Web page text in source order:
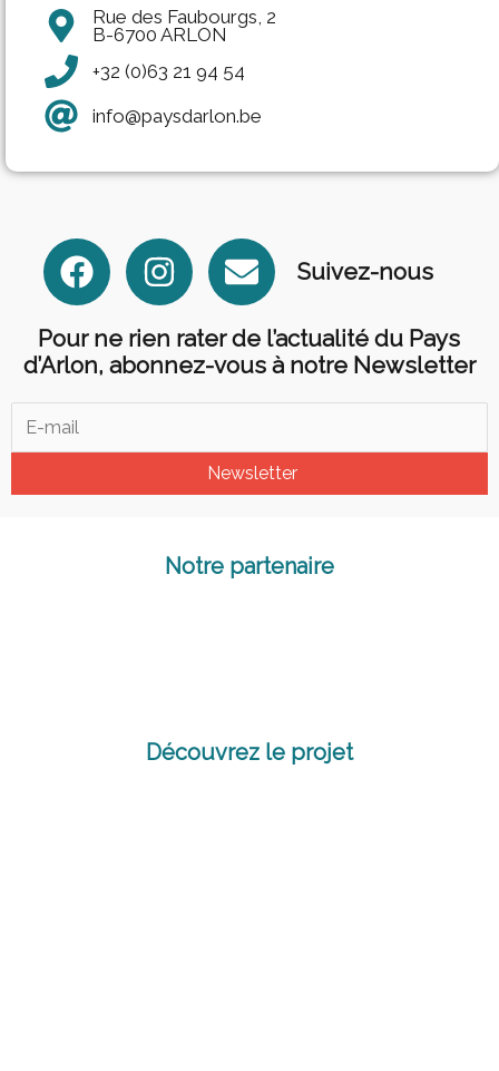
Rue des Faubourgs, 2
B-6700 ARLON
+32 (0)63 21 94 54
info@paysdarlon.be
F
a
e
b
o
o
k
I
n
t
a
r
a
E
n
v
e
l
p
e
Suivez-nous
Pour ne rien rater de l’actualité du Pays
d’Arlon, abonnez-vous à notre Newsletter
Newsletter
Notre partenaire
Découvrez le projet